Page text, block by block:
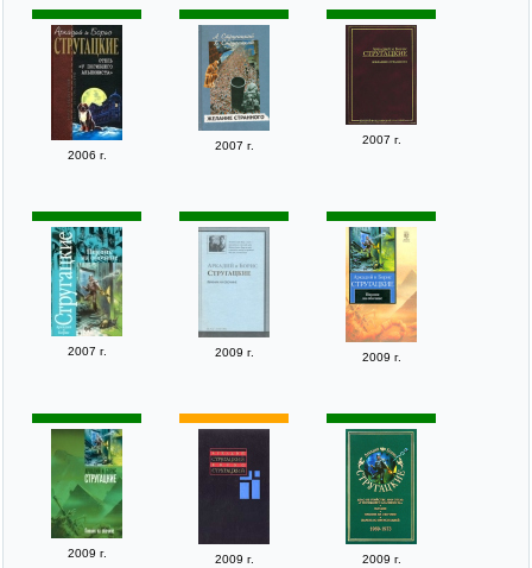
2006 г.
2007 г. 2007 г.
2007 г. 2009 г. 2009 г.
2009 г. 2009 г. 2009 г.